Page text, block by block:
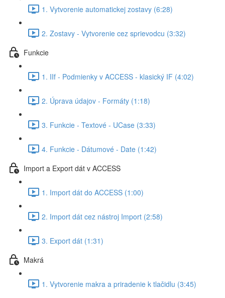
1. Vytvorenie automatickej zostavy (6:28)
2. Zostavy - Vytvorenie cez sprievodcu (3:32)
Funkcie
1. IIf - Podmienky v ACCESS - klasický IF (4:02)
2. Úprava údajov - Formáty (1:18)
3. Funkcie - Textové - UCase (3:33)
4. Funkcie - Dátumové - Date (1:42)
Import a Export dát v ACCESS
1. Import dát do ACCESS (1:00)
2. Import dát cez nástroj Import (2:58)
3. Export dát (1:31)
Makrá
1. Vytvorenie makra a priradenie k tlačidlu (3:45)